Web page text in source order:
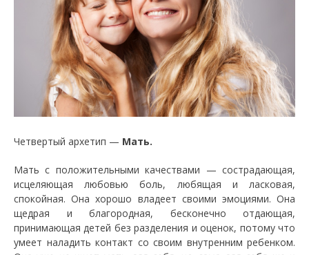
Четвертый архетип — Мать.
Мать с положительными качествами — сострадающая,
исцеляющая любовью боль, любящая и ласковая,
спокойная. Она хорошо владеет своими эмоциями. Она
щедрая и благородная, бесконечно отдающая,
принимающая детей без разделения и оценок, потому что
умеет наладить контакт со своим внутренним ребенком.